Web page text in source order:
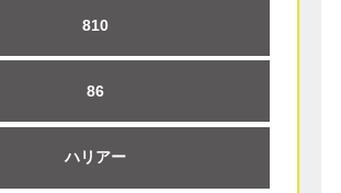
810
86
ハリアー